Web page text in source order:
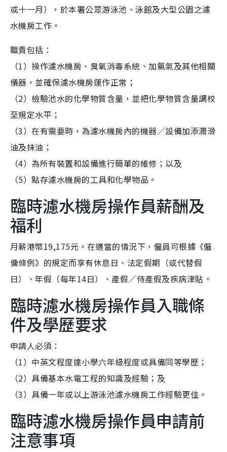
或十一月），於本署公眾游泳池、泳館及大型公園之濾
水機房工作。
職責包括：
（1）操作濾水機房、臭氧消毒系統、加氯氣及其他相關
儀器，並確保濾水機房運作正常；
（2）檢驗池水的化學物質含量，並把化學物質含量調校
至規定水平；
（3）在有需要時，為濾水機房內的機器／設備加添潤滑
油及抹油；
（4）為所有裝置和設備進行簡單的維修；以及
（5）點存濾水機房的工具和化學物品。
臨時濾水機房操作員薪酬及
福利
月薪港幣19,175元。在適當的情況下，僱員可根據《僱
傭條例》的規定而享有休息日、法定假期（或代替假
日）、年假（每年14日）、產假／侍產假及疾病津貼。
臨時濾水機房操作員入職條
件及學歷要求
申請人必須：
（1）中英文程度達小學六年級程度或具備同等學歷；
（2）具備基本水電工程的知識及經驗；及
（3）具備一年或以上游泳池濾水機房工作經驗更佳。
臨時濾水機房操作員申請前
注意事項